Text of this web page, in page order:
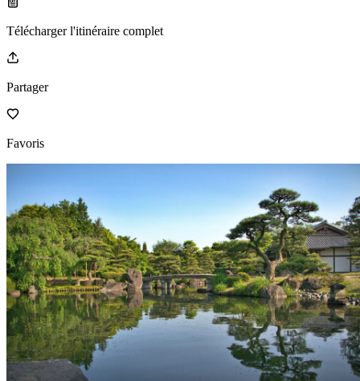
Télécharger l'itinéraire complet
Partager
Favoris